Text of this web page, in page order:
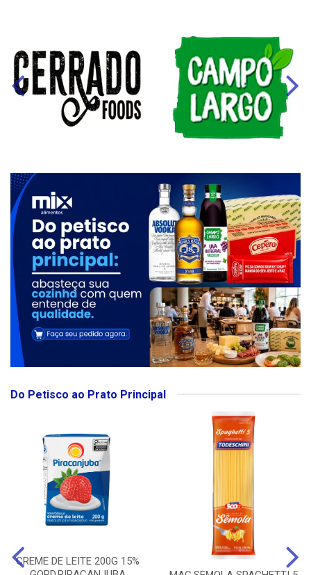
Do Petisco ao Prato Principal
CREME DE LEITE 200G 15%